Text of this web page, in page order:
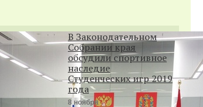
В Законодательном
Собрании края
обсудили спортивное
наследие
Студенческих игр 2019
года
8 ноября